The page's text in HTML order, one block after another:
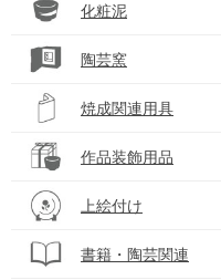
化粧泥
陶芸窯
焼成関連用具
作品装飾用品
上絵付け
書籍・陶芸関連